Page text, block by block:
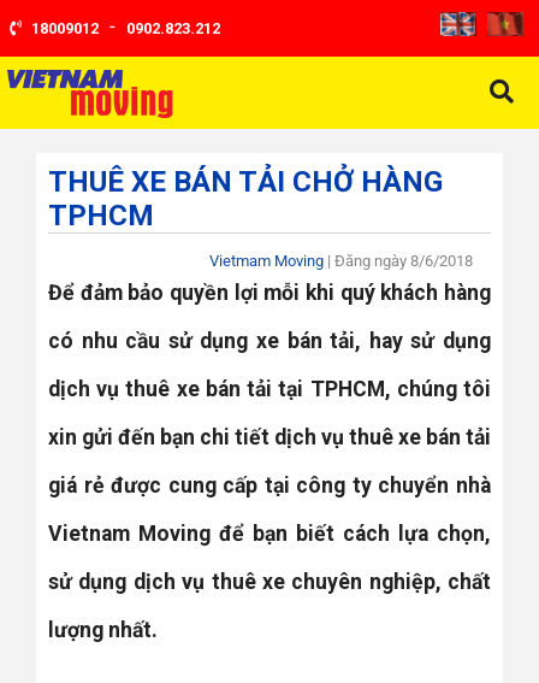
18009012 - 0902.823.212
THUÊ XE BÁN TẢI CHỞ HÀNG
TPHCM
Vietmam Moving| Đăng ngày 8/6/2018
Để đảm bảo quyền lợi mỗi khi quý khách hàng
có nhu cầu sử dụng xe bán tải, hay sử dụng
dịch vụ thuê xe bán tải tại TPHCM, chúng tôi
xin gửi đến bạn chi tiết dịch vụ thuê xe bán tải
giá rẻ được cung cấp tại công ty chuyển nhà
Vietnam Moving để bạn biết cách lựa chọn,
sử dụng dịch vụ thuê xe chuyên nghiệp, chất
lượng nhất.